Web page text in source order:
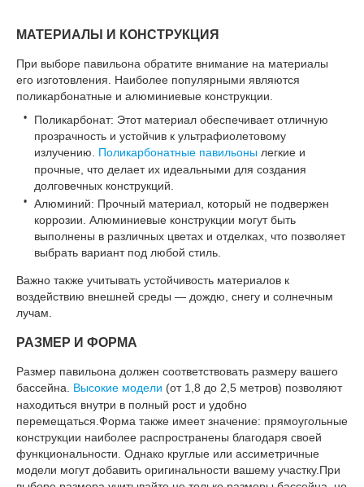
МАТЕРИАЛЫ И КОНСТРУКЦИЯ
При выборе павильона обратите внимание на материалы
его изготовления. Наиболее популярными являются
поликарбонатные и алюминиевые конструкции.
Поликарбонат: Этот материал обеспечивает отличную
прозрачность и устойчив к ультрафиолетовому
излучению. Поликарбонатные павильонылегкие и
прочные, что делает их идеальными для создания
долговечных конструкций.
Алюминий: Прочный материал, который не подвержен
коррозии. Алюминиевые конструкции могут быть
выполнены в различных цветах и отделках, что позволяет
выбрать вариант под любой стиль.
Важно также учитывать устойчивость материалов к
воздействию внешней среды — дождю, снегу и солнечным
лучам.
РАЗМЕР И ФОРМА
Размер павильона должен соответствовать размеру вашего
бассейна. Высокие модели (от 1,8 до 2,5 метров) позволяют
находиться внутри в полный рост и удобно
перемещаться.Форма также имеет значение: прямоугольные
конструкции наиболее распространены благодаря своей
функциональности. Однако круглые или ассиметричные
модели могут добавить оригинальности вашему участку.При